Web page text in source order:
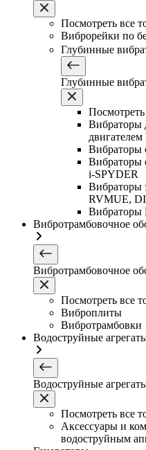
Посмотреть все
Виброрейки по
Глубинные
Глубинные
Вибраторы
Вибраторы
Вибраторы
i-SPYDER
Вибраторы
RVMUE,
Вибраторы
Вибротрамбовочное
Вибротрамбовочное
Посмотреть все
Виброплиты
Вибротрамбовки
Водоструйные
Водоструйные
Посмотреть все
Аксессуары и
водоструйным